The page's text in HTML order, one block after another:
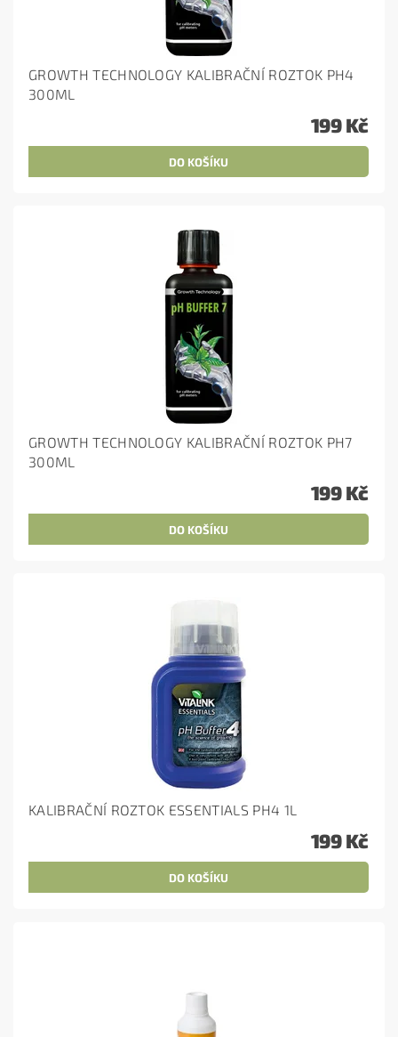
GROWTH TECHNOLOGY KALIBRAČNÍ ROZTOK PH4
300ML
199 Kč
GROWTH TECHNOLOGY KALIBRAČNÍ ROZTOK PH7
300ML
199 Kč
KALIBRAČNÍ ROZTOK ESSENTIALS PH4 1L
199 Kč